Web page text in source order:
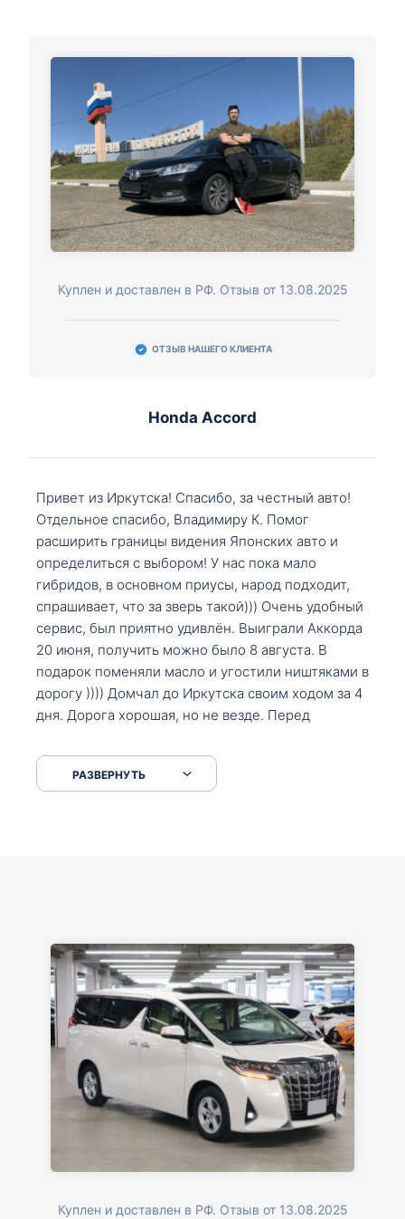
Куплен и доставлен в РФ. Отзыв от 13.08.2025
ОТЗЫВ НАШЕГО КЛИЕНТА
Honda Accord
Привет из Иркутска! Спасибо, за честный авто!
Отдельное спасибо, Владимиру К. Помог
расширить границы видения Японских авто и
определиться с выбором! У нас пока мало
гибридов, в основном приусы, народ подходит,
спрашивает, что за зверь такой))) Очень удобный
сервис, был приятно удивлён. Выиграли Аккорда
20 июня, получить можно было 8 августа. В
подарок поменяли масло и угостили ништяками в
дорогу )))) Домчал до Иркутска своим ходом за 4
дня. Дорога хорошая, но не везде. Перед
серпантинах по пути следования.
РАЗВЕРНУТЬ
Куплен и доставлен в РФ. Отзыв от 13.08.2025